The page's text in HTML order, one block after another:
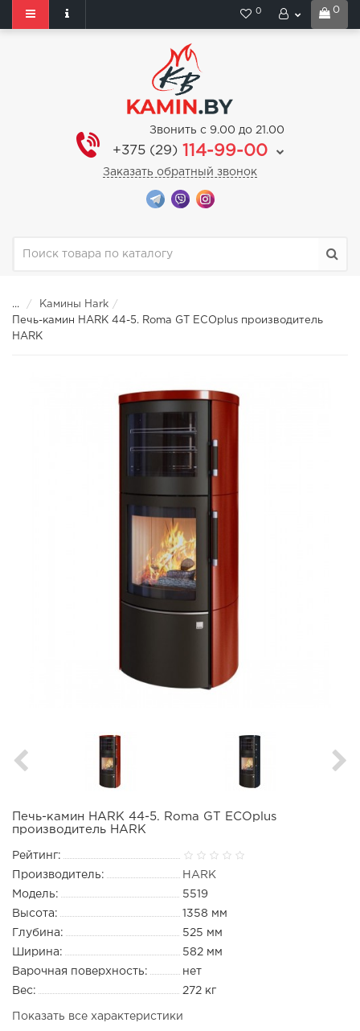
0
0
Звонить с 9.00 до 21.00
+375 (29) 114-99-00
Заказать обратный звонок
...
Камины Hark
Печь-камин HARK 44-5. Roma GT ECOplus производитель
HARK
Печь-камин HARK 44-5. Roma GT ECOplus
производитель HARK
Рейтинг:
Производитель:
HARK
Модель:
5519
Высота:
1358 мм
Глубина:
525 мм
Ширина:
582 мм
Варочная поверхность:
нет
Вес:
272 кг
Показать все характеристики